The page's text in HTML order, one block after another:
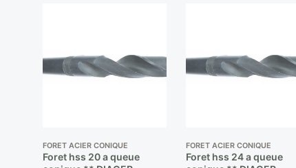
FORET ACIER CONIQUE
Foret hss 20 a queue
FORET ACIER CONIQUE
Foret hss 24 a queue